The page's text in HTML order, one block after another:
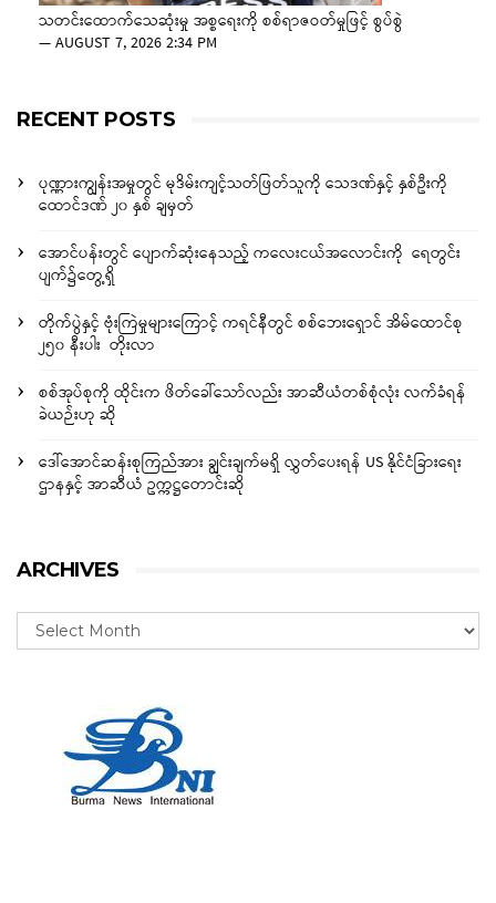
သတင်းထောက်သေဆုံးမှု အစ္စရေးကို စစ်ရာဇဝတ်မှုဖြင့် စွပ်စွဲ
—AUGUST 7, 2026 2:34 PM
RECENT POSTS
ပုဏ္ဏားကျွန်းအမှုတွင် မုဒိမ်းကျင့်သတ်ဖြတ်သူကို သေဒဏ်နှင့် နှစ်ဦးကို
ထောင်ဒဏ် ၂၀ နှစ် ချမှတ်
အောင်ပန်းတွင် ပျောက်ဆုံးနေသည့် ကလေးငယ်အလောင်းကို ရေတွင်း
ပျက်၌တွေ့ရှိ
တိုက်ပွဲနှင့် ဗုံးကြဲမှုများကြောင့် ကရင်နီတွင် စစ်ဘေးရှောင် အိမ်ထောင်စု
၂၅၀ နီးပါး တိုးလာ
စစ်အုပ်စုကို ထိုင်းက ဖိတ်ခေါ်သော်လည်း အာဆီယံတစ်စုံလုံး လက်ခံရန်
ခဲယဉ်းဟု ဆို
ဒေါ်အောင်ဆန်းစုကြည်အား ချွင်းချက်မရှိ လွှတ်ပေးရန် US နိုင်ငံခြားရေး
ဌာနနှင့် အာဆီယံ ဥက္ကဋ္ဌတောင်းဆို
ARCHIVES